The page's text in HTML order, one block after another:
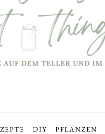
DIY PFLANZEN